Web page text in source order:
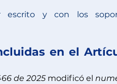
escrito y con los
en el
de 2025 modificó el